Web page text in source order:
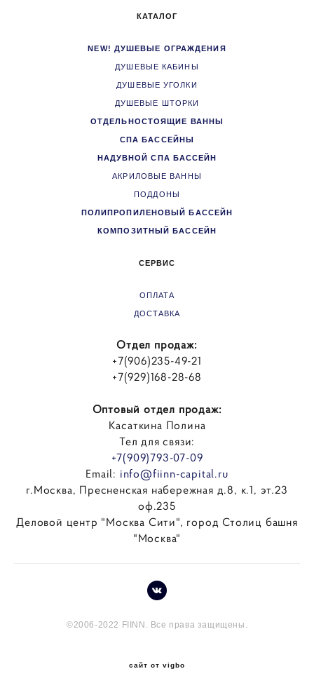
КАТАЛОГ
NEW! ДУШЕВЫЕ ОГРАЖДЕНИЯ
ДУШЕВЫЕ КАБИНЫ
ДУШЕВЫЕ УГОЛКИ
ДУШЕВЫЕ ШТОРКИ
ОТДЕЛЬНОСТОЯЩИЕ ВАННЫ
СПА БАССЕЙНЫ
НАДУВНОЙ СПА БАССЕЙН
АКРИЛОВЫЕ ВАННЫ
ПОДДОНЫ
ПОЛИПРОПИЛЕНОВЫЙ БАССЕЙН
КОМПОЗИТНЫЙ БАССЕЙН
СЕРВИС
ОПЛАТА
ДОСТАВКА
Отдел продаж:
+7(906)235-49-21
+7(929)168-28-68
Оптовый отдел продаж:
Касаткина Полина
Тел для связи:
+7(909)793-07-09
Email: info@fiinn-capital.ru
г.Москва, Пресненская набережная д.8, к.1, эт.23
оф.235
Деловой центр "Москва Сити", город Столиц башня
"Москва"
©2006-2022 FIINN. Все права защищены.
сайт от vigbo